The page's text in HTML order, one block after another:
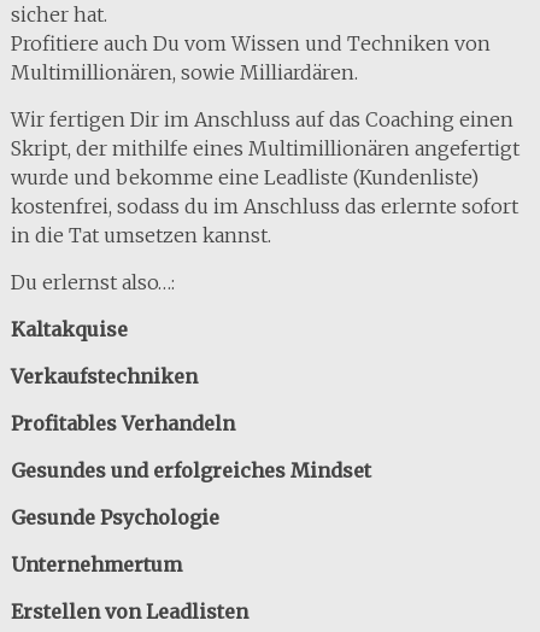
sicher hat.
Profitiere auch Du vom Wissen und Techniken von
Multimillionären, sowie Milliardären.
Wir fertigen Dir im Anschluss auf das Coaching einen
Skript, der mithilfe eines Multimillionären angefertigt
wurde und bekomme eine Leadliste (Kundenliste)
kostenfrei, sodass du im Anschluss das erlernte sofort
in die Tat umsetzen kannst.
Du erlernst also…:
Kaltakquise
Verkaufstechniken
Profitables Verhandeln
Gesundes und erfolgreiches Mindset
Gesunde Psychologie
Unternehmertum
Erstellen von Leadlisten